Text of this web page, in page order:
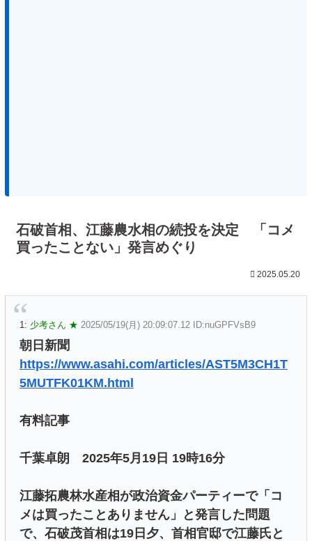
石破首相、江藤農水相の続投を決定 「コメ
買ったことない」発言めぐり
2025.05.20
1: 少考さん ★ 2025/05/19(月) 20:09:07.12 ID:nuGPFVsB9
朝日新聞
https://www.asahi.com/articles/AST5M3CH1T
5MUTFK01KM.html
有料記事
千葉卓朗 2025年5月19日 19時16分
江藤拓農林水産相が政治資金パーティーで「コ
メは買ったことありません」と発言した問題
で、石破茂首相は19日夕、首相官邸で江藤氏と